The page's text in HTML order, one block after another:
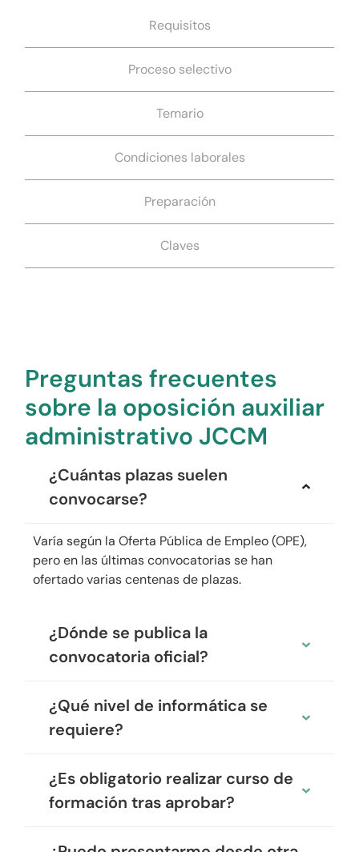
Requisitos
Proceso selectivo
Temario
Condiciones laborales
Preparación
Claves
Preguntas frecuentes
sobre la oposición auxiliar
administrativo JCCM
¿Cuántas plazas suelen
convocarse?
Varía según la Oferta Pública de Empleo (OPE),
pero en las últimas convocatorias se han
ofertado varias centenas de plazas.
¿Dónde se publica la
convocatoria oficial?
¿Qué nivel de informática se
requiere?
¿Es obligatorio realizar curso de
formación tras aprobar?